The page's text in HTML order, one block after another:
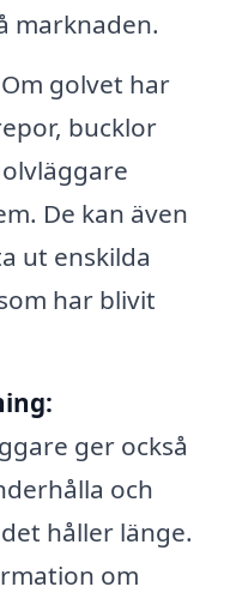
marknaden.
Om golvet har
bucklor
De kan även
ut enskilda
har blivit
ger också
och
håller länge.
om